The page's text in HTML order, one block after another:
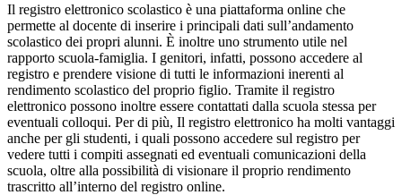
Il registro elettronico scolastico è una piattaforma online che
permette al docente di inserire i principali dati sull’andamento
scolastico dei propri alunni. È inoltre uno strumento utile nel
rapporto scuola-famiglia. I genitori, infatti, possono accedere al
registro e prendere visione di tutti le informazioni inerenti al
rendimento scolastico del proprio figlio. Tramite il registro
elettronico possono inoltre essere contattati dalla scuola stessa per
eventuali colloqui. Per di più, Il registro elettronico ha molti vantaggi
anche per gli studenti, i quali possono accedere sul registro per
vedere tutti i compiti assegnati ed eventuali comunicazioni della
scuola, oltre alla possibilità di visionare il proprio rendimento
trascritto all’interno del registro online.